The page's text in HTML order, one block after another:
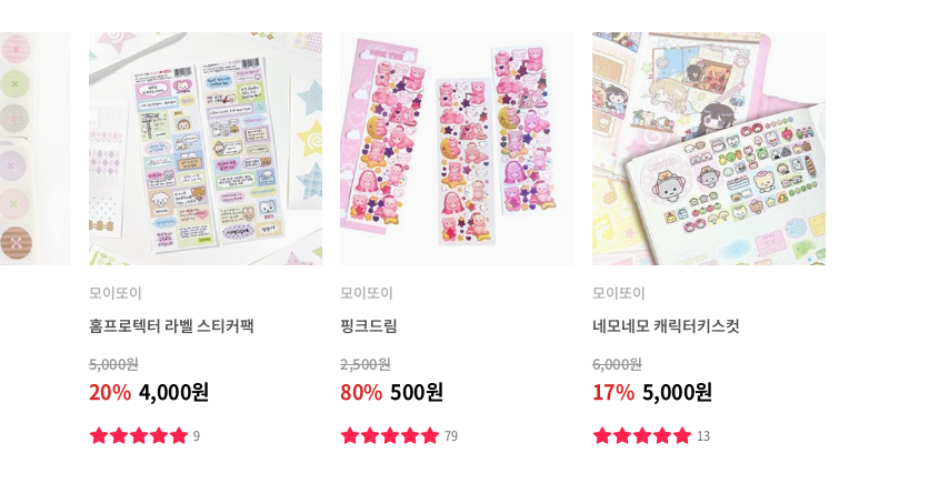
모이또이
홈프로텍터 라벨 스티커팩
5,000원
20% 4,000원
9
모이또이
핑크드림
2,500원
80% 500원
79
모이또이
네모네모 캐릭터키스컷
6,000원
17% 5,000원
13